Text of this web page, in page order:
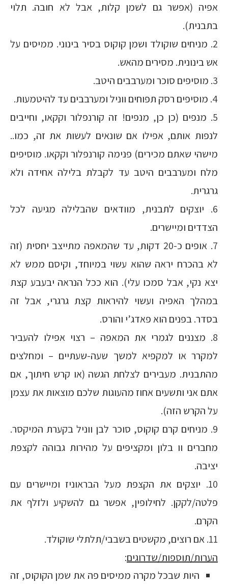
אפיה (אפשר גם לשמן קלות, אבל לא חובה. תלוי
בתבנית).
2. מניחים שוקולד ושמן קוקוס בסיר בינוני. ממיסים על
אש בינונית. מסירים מהאש.
3. מוסיפים סוכר ומערבבים היטב.
4. מוסיפים רסק תפוחים ווניל ומערבבים עד להיטמעות.
5. מנפים (כן כן, מנפים! זה קורנפלור וקקאו, וחייבים
לנפות אותם, אפילו אם שונאים לעשות את זה, כמו..
מישהי שאתם מכירים) פנימה קורנפלור וקקאו. מוסיפים
מלח ומערבבים היטב עד לקבלת בלילה אחידה ולא
גרגרית.
6. יוצקים לתבנית, מוודאים שהבלילה מגיעה לכל
הצדדים ומיישרים.
7. אופים כ-20 דקות, עד שהמאפה מתייצב יחסית (זה
לא בהכרח יראה שהוא עשוי במיוחד, וקיסם ממש לא
יצא נקי, אבל סמכו עלי). הוא ככל הנראה יבעבע קצת
במהלך האפיה ועשוי להיראות קצת גרגרי, אבל זה
בסדר. בפנים הוא פאדג’י והורס.
8. מצננים לגמרי את המאפה – רצוי אפילו להעביר
למקרר או למקפיא למשך שעה-שעתיים – ומחלצים
מהתבנית. מעבירים לצלחת הגשה (או קרש חיתוך, אם
אתם אני ותשעים אחוז מהעוגות שלכם מוצאות את עצמן
על הקרש הזה).
9. מניחים קרם קוקוס, סוכר לבן ווניל בקערת המיקסר.
מחברים וו בלון ומקציפים על מהירות גבוהה לקצפת
יציבה.
10. יוצקים את הקצפת מעל הבראוניז ומיישרים עם
פלטה/לקקן. לחילופין, אפשר גם להשקיע ולזלף את
הקרם.
11. אם רוצים, מקשטים בשבבי/תלתלי שוקולד.
הערות/תוספות/שדרוגים:
היות שבכל מקרה ממיסים פה את שמן הקוקוס, זה